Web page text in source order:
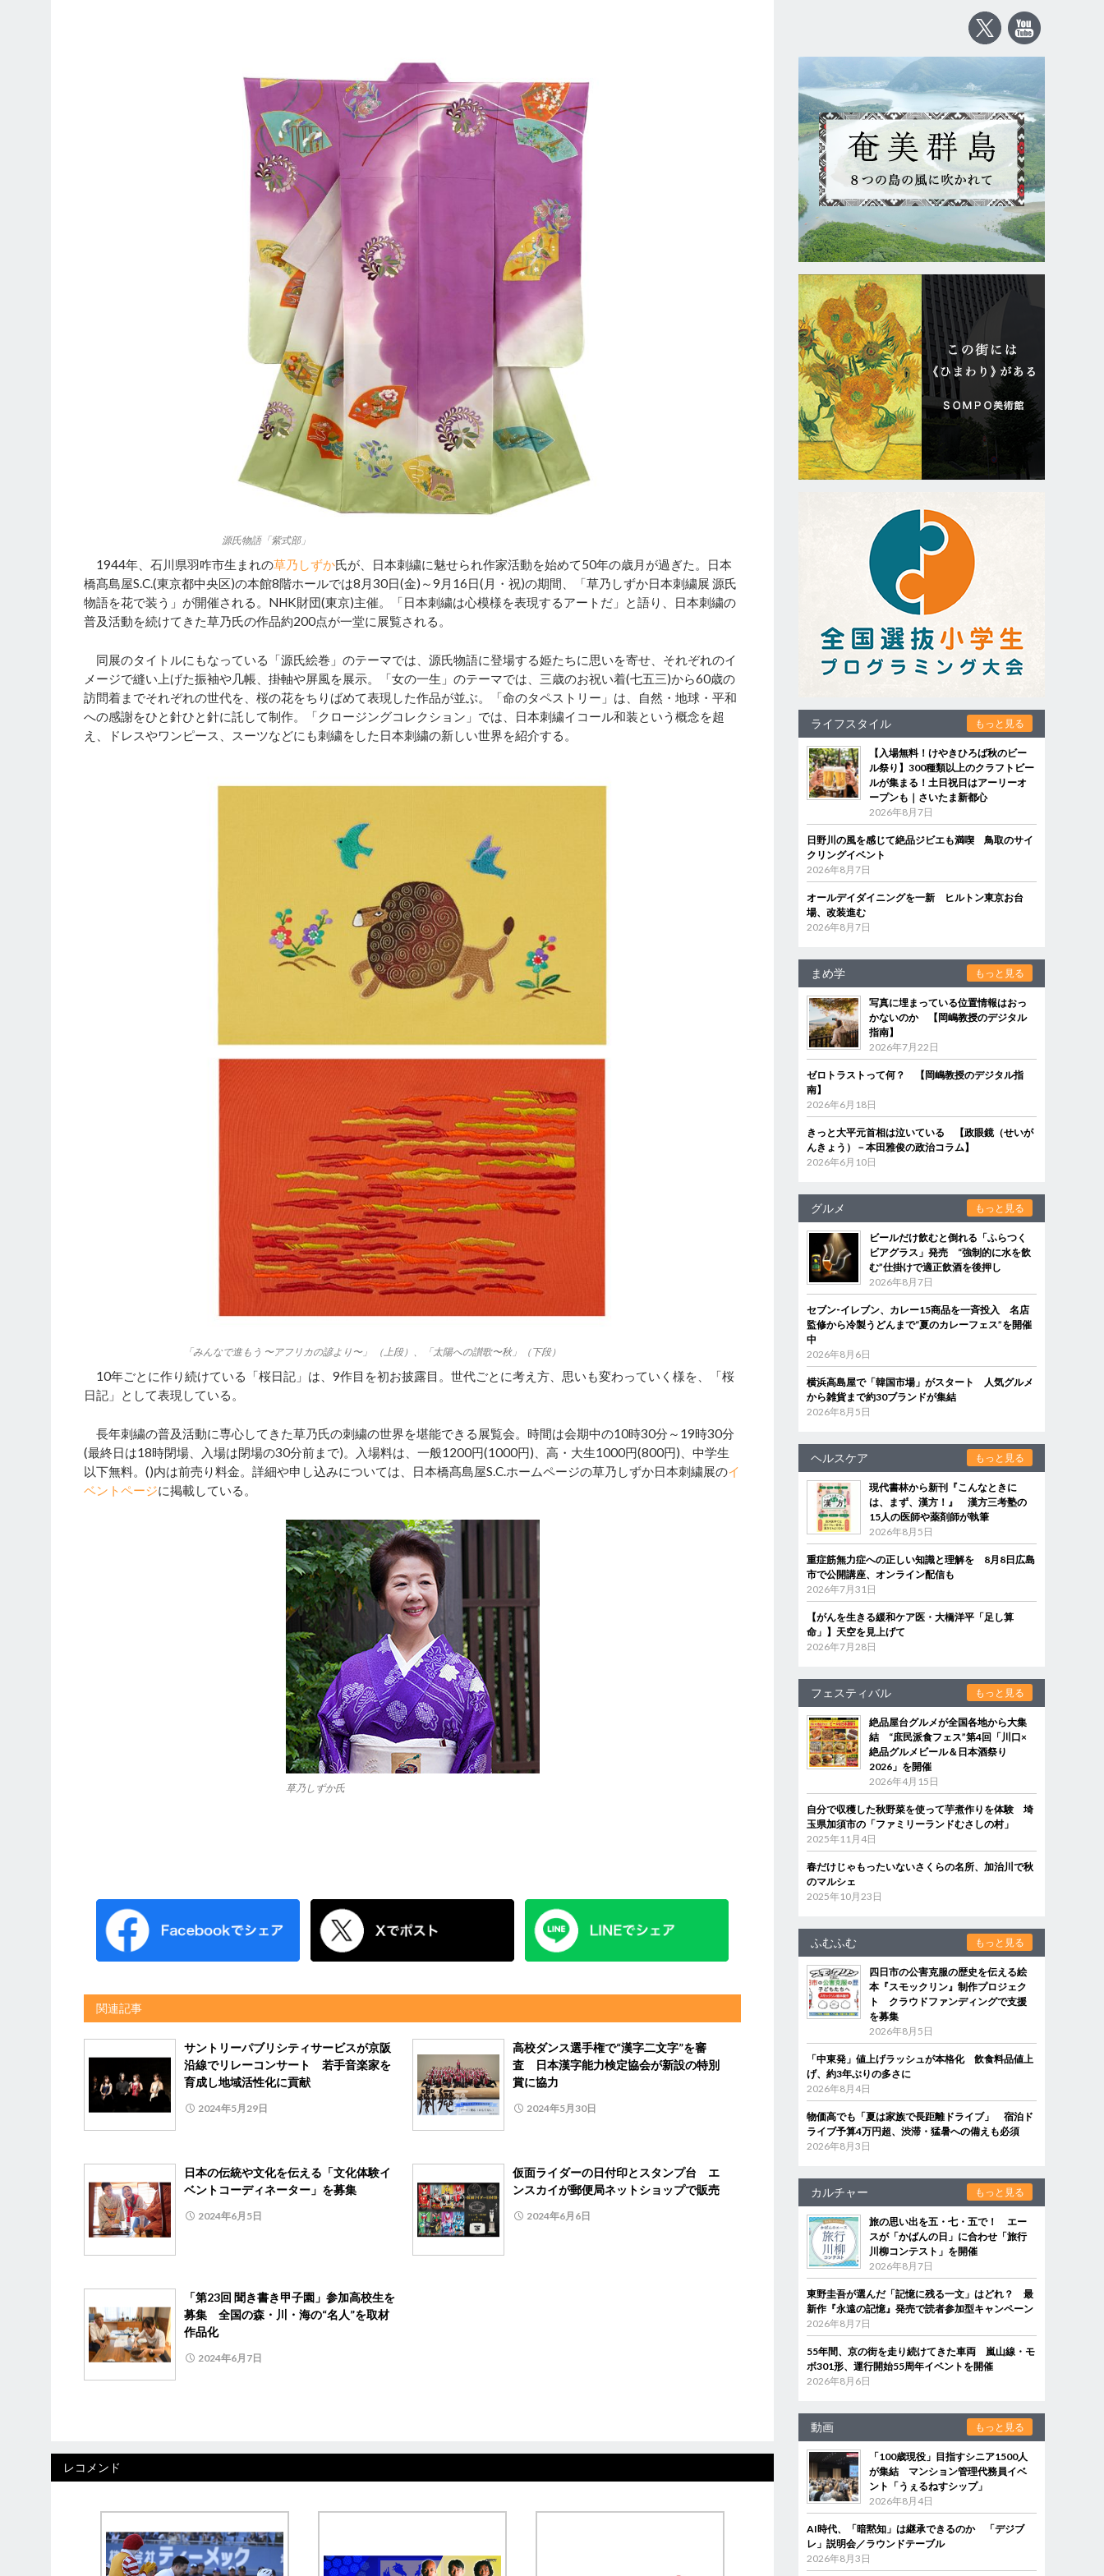
源氏物語「紫式部」
1944年、石川県羽咋市生まれの草乃しずか氏が、日本刺繍に魅せられ作家活動を始めて50年の歳月が過ぎた。日本
橋髙島屋S.C.(東京都中央区)の本館8階ホールでは8月30日(金)～9月16日(月・祝)の期間、「草乃しずか日本刺繍展 源氏
物語を花で装う」が開催される。NHK財団(東京)主催。「日本刺繍は心模様を表現するアートだ」と語り、日本刺繍の
普及活動を続けてきた草乃氏の作品約200点が一堂に展覧される。
同展のタイトルにもなっている「源氏絵巻」のテーマでは、源氏物語に登場する姫たちに思いを寄せ、それぞれのイ
メージで縫い上げた振袖や几帳、掛軸や屏風を展示。「女の一生」のテーマでは、三歳のお祝い着(七五三)から60歳の
訪問着までそれぞれの世代を、桜の花をちりばめて表現した作品が並ぶ。「命のタペストリー」は、自然・地球・平和
への感謝をひと針ひと針に託して制作。「クロージングコレクション」では、日本刺繍イコール和装という概念を超
え、ドレスやワンピース、スーツなどにも刺繍をした日本刺繍の新しい世界を紹介する。
「みんなで進もう 〜アフリカの諺より〜」 （上段）、「太陽への讃歌〜秋」（下段）
10年ごとに作り続けている「桜日記」は、9作目を初お披露目。世代ごとに考え方、思いも変わっていく様を、「桜
日記」として表現している。
長年刺繍の普及活動に専心してきた草乃氏の刺繍の世界を堪能できる展覧会。時間は会期中の10時30分～19時30分
(最終日は18時閉場、入場は閉場の30分前まで)。入場料は、一般1200円(1000円)、高・大生1000円(800円)、中学生
以下無料。()内は前売り料金。詳細や申し込みについては、日本橋髙島屋S.C.ホームページの草乃しずか日本刺繍展のイ
ベントページに掲載している。
草乃しずか氏
関連記事
サントリーパブリシティサービスが京阪
沿線でリレーコンサート 若手音楽家を
育成し地域活性化に貢献
2024年5月29日
高校ダンス選手権で“漢字二文字”を審
査 日本漢字能力検定協会が新設の特別
賞に協力
2024年5月30日
日本の伝統や文化を伝える「文化体験イ
ベントコーディネーター」を募集
2024年6月5日
仮面ライダーの日付印とスタンプ台 エ
ンスカイが郵便局ネットショップで販売
2024年6月6日
「第23回 聞き書き甲子園」参加高校生を
募集 全国の森・川・海の“名人”を取材
作品化
2024年6月7日
レコメンド
ライフスタイル もっと見る
【入場無料！けやきひろば秋のビー
ル祭り】300種類以上のクラフトビー
ルが集まる！土日祝日はアーリーオ
ープンも｜さいたま新都心
2026年8月7日
日野川の風を感じて絶品ジビエも満喫 鳥取のサイ
クリングイベント
2026年8月7日
オールデイダイニングを一新 ヒルトン東京お台
場、改装進む
2026年8月7日
まめ学 もっと見る
写真に埋まっている位置情報はおっ
かないのか 【岡嶋教授のデジタル
指南】
2026年7月22日
ゼロトラストって何？ 【岡嶋教授のデジタル指
南】
2026年6月18日
きっと大平元首相は泣いている 【政眼鏡（せいが
んきょう）－本田雅俊の政治コラム】
2026年6月10日
グルメ もっと見る
ビールだけ飲むと倒れる「ふらつく
ビアグラス」発売 “強制的に水を飲
む”仕掛けで適正飲酒を後押し
2026年8月7日
セブン‐イレブン、カレー15商品を一斉投入 名店
監修から冷製うどんまで“夏のカレーフェス”を開催
中
2026年8月6日
横浜高島屋で「韓国市場」がスタート 人気グルメ
から雑貨まで約30ブランドが集結
2026年8月5日
ヘルスケア もっと見る
現代書林から新刊『こんなときに
は、まず、漢方！』 漢方三考塾の
15人の医師や薬剤師が執筆
2026年8月5日
重症筋無力症への正しい知識と理解を 8月8日広島
市で公開講座、オンライン配信も
2026年7月31日
【がんを生きる緩和ケア医・大橋洋平「足し算
命」】天空を見上げて
2026年7月28日
フェスティバル もっと見る
絶品屋台グルメが全国各地から大集
結 “庶民派食フェス”第4回「川口×
絶品グルメビール＆日本酒祭り
2026」を開催
2026年4月15日
自分で収穫した秋野菜を使って芋煮作りを体験 埼
玉県加須市の「ファミリーランドむさしの村」
2025年11月4日
春だけじゃもったいないさくらの名所、加治川で秋
のマルシェ
2025年10月23日
ふむふむ もっと見る
四日市の公害克服の歴史を伝える絵
本『スモックリン』制作プロジェク
ト クラウドファンディングで支援
を募集
2026年8月5日
「中東発」値上げラッシュが本格化 飲食料品値上
げ、約3年ぶりの多さに
2026年8月4日
物価高でも「夏は家族で長距離ドライブ」 宿泊ド
ライブ予算4万円超、渋滞・猛暑への備えも必須
2026年8月3日
カルチャー もっと見る
旅の思い出を五・七・五で！ エー
スが「かばんの日」に合わせ「旅行
川柳コンテスト」を開催
2026年8月7日
東野圭吾が選んだ「記憶に残る一文」はどれ？ 最
新作『永遠の記憶』発売で読者参加型キャンペーン
2026年8月7日
55年間、京の街を走り続けてきた車両 嵐山線・モ
ボ301形、運行開始55周年イベントを開催
2026年8月6日
動画 もっと見る
「100歳現役」目指すシニア1500人
が集結 マンション管理代務員イベ
ント「うぇるねすシップ」
2026年8月4日
AI時代、「暗黙知」は継承できるのか 「デジブ
レ」説明会／ラウンドテーブル
2026年8月3日